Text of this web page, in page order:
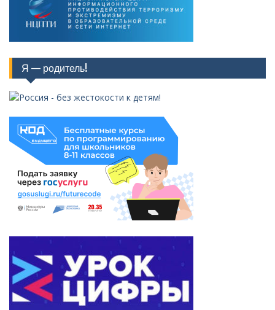
Я — родитель!